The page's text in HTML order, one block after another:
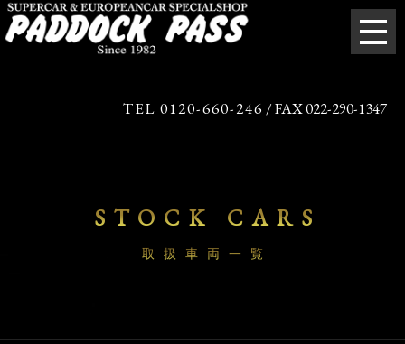
TEL 0120-660-246 / FAX 022-290-1347
STOCK CARS
取扱車両一覧